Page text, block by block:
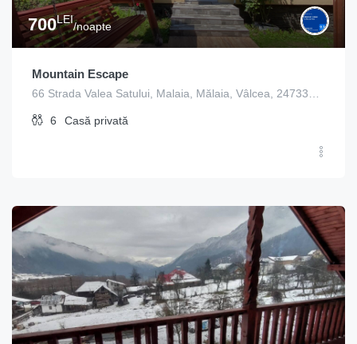
700LEI
/noapte
Mountain Escape
6 Casă privată